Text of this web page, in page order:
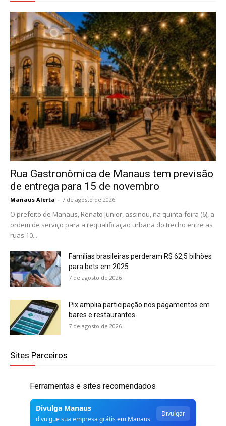
Rua Gastronômica de Manaus tem previsão
de entrega para 15 de novembro
Manaus Alerta - 7 de agosto de 2026
O prefeito de Manaus, Renato Junior, assinou, na quinta-feira (6), a
ordem de serviço para a requalificação urbana do trecho entre as
ruas 10...
Famílias brasileiras perderam R$ 62,5 bilhões
para bets em 2025
7 de agosto de 2026
Pix amplia participação nos pagamentos em
bares e restaurantes
7 de agosto de 2026
Sites Parceiros
Ferramentas e sites recomendados
Divulga Manaus
divulgue sua empresa grátis em Manaus
Divulgar